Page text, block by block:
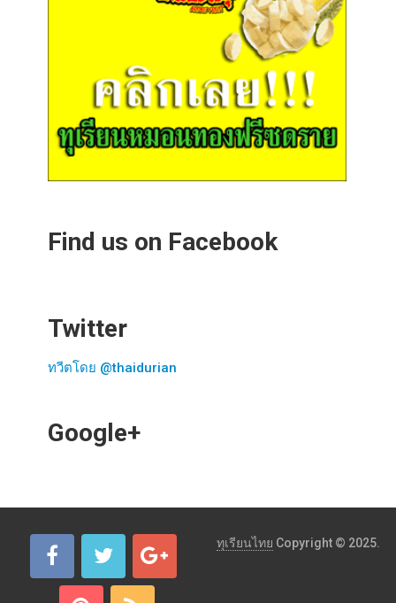
Find us on Facebook
Twitter
ทวีตโดย @thaidurian
Google+
ทุเรียนไทย Copyright © 2025.